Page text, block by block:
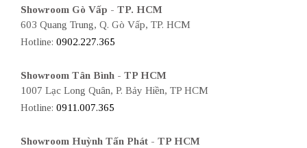
Showroom Gò Vấp - TP. HCM
603 Quang Trung, Q. Gò Vấp, TP. HCM
Hotline: 0902.227.365
Showroom Tân Bình - TP HCM
1007 Lạc Long Quân, P. Bảy Hiền, TP HCM
Hotline: 0911.007.365
Showroom Huỳnh Tấn Phát - TP HCM